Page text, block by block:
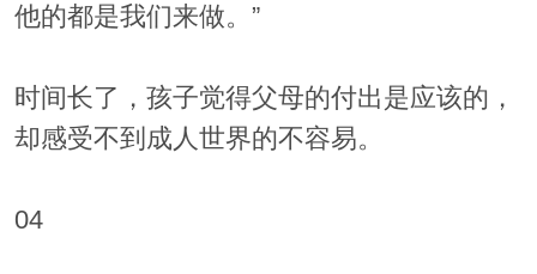
他的都是我们来做。”
时间长了，孩子觉得父母的付出是应该的，
却感受不到成人世界的不容易。
04